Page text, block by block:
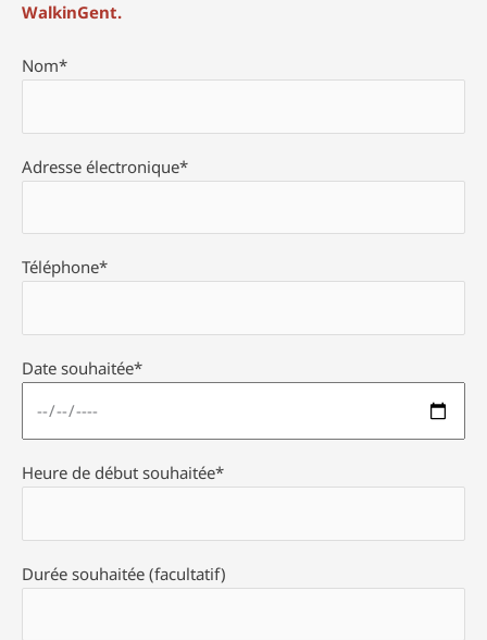
WalkinGent.
Nom*
Adresse électronique*
Téléphone*
Date souhaitée*
Heure de début souhaitée*
Durée souhaitée (facultatif)